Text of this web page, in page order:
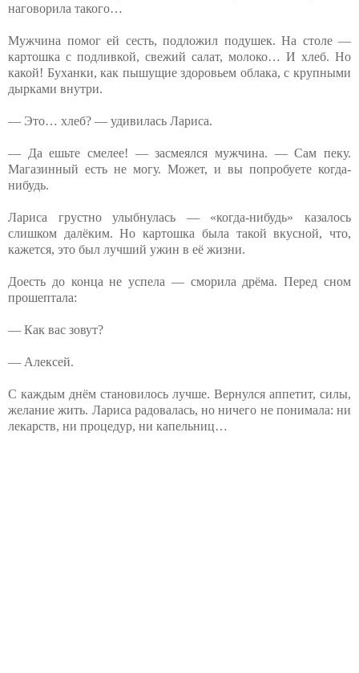
наговорила такого…
Мужчина помог ей сесть, подложил подушек. На столе —
картошка с подливкой, свежий салат, молоко… И хлеб. Но
какой! Буханки, как пышущие здоровьем облака, с крупными
дырками внутри.
— Это… хлеб? — удивилась Лариса.
— Да ешьте смелее! — засмеялся мужчина. — Сам пеку.
Магазинный есть не могу. Может, и вы попробуете когда-
нибудь.
Лариса грустно улыбнулась — «когда-нибудь» казалось
слишком далёким. Но картошка была такой вкусной, что,
кажется, это был лучший ужин в её жизни.
Доесть до конца не успела — сморила дрёма. Перед сном
прошептала:
— Как вас зовут?
— Алексей.
С каждым днём становилось лучше. Вернулся аппетит, силы,
желание жить. Лариса радовалась, но ничего не понимала: ни
лекарств, ни процедур, ни капельниц…